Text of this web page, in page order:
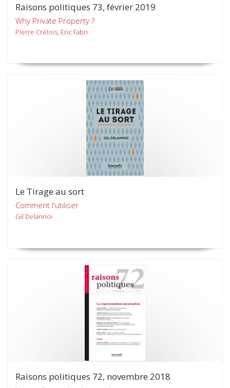
Raisons politiques 73, février 2019
Why Private Property ?
Pierre Crétois, Eric Fabri
Le Tirage au sort
Comment l'utiliser
Gil Delannoi
Raisons politiques 72, novembre 2018